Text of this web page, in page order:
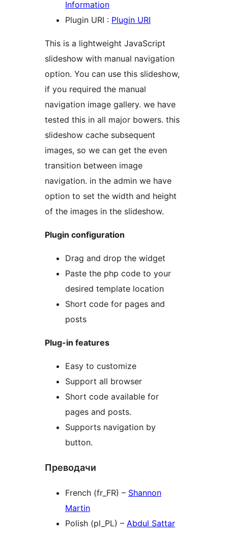
Information
Plugin URI : Plugin URI
This is a lightweight JavaScript
slideshow with manual navigation
option. You can use this slideshow,
if you required the manual
navigation image gallery. we have
tested this in all major bowers. this
slideshow cache subsequent
images, so we can get the even
transition between image
navigation. in the admin we have
option to set the width and height
of the images in the slideshow.
Plugin configuration
Drag and drop the widget
Paste the php code to your
desired template location
Short code for pages and
posts
Plug-in features
Easy to customize
Support all browser
Short code available for
pages and posts.
Supports navigation by
button.
Преводачи
French (fr_FR) – Shannon
Martin
Polish (pl_PL) – Abdul Sattar